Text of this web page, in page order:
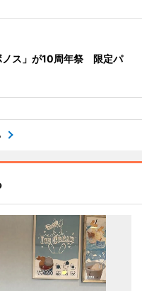
ノス」が10周年祭 限定パ